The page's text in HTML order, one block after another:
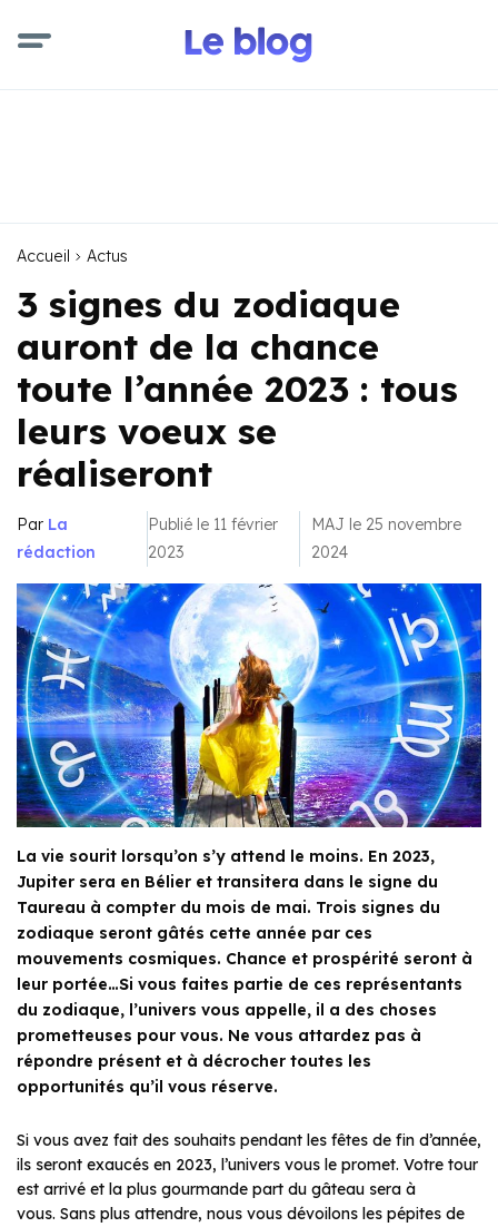
Accueil Actus
3 signes du zodiaque
auront de la chance
toute l’année 2023 : tous
leurs voeux se
réaliseront
Par La
rédaction
Publié le 11 février
2023
MAJ le 25 novembre
2024
La vie sourit lorsqu’on s’y attend le moins. En 2023,
Jupiter sera en Bélier et transitera dans le signe du
Taureau à compter du mois de mai. Trois signes du
zodiaque seront gâtés cette année par ces
mouvements cosmiques. Chance et prospérité seront à
leur portée…Si vous faites partie de ces représentants
du zodiaque, l’univers vous appelle, il a des choses
prometteuses pour vous. Ne vous attardez pas à
répondre présent et à décrocher toutes les
opportunités qu’il vous réserve.
Si vous avez fait des souhaits pendant les fêtes de fin d’année,
ils seront exaucés en 2023, l’univers vous le promet. Votre tour
est arrivé et la plus gourmande part du gâteau sera à
vous. Sans plus attendre, nous vous dévoilons les pépites de